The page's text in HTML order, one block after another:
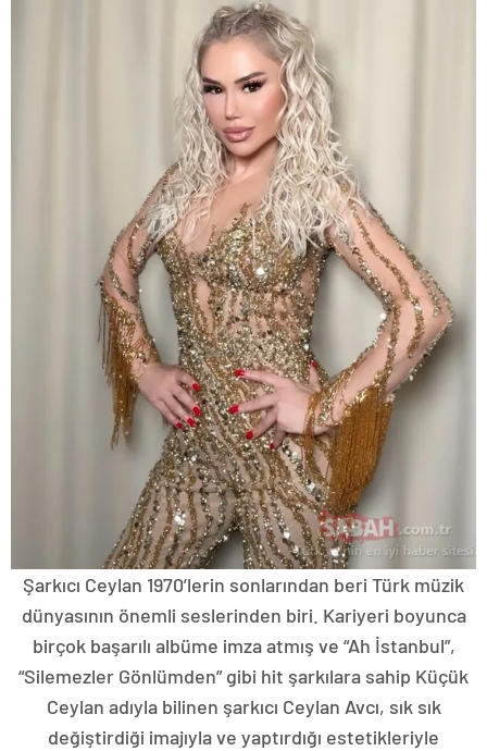
Şarkıcı Ceylan 1970’lerin sonlarından beri Türk müzik
dünyasının önemli seslerinden biri. Kariyeri boyunca
birçok başarılı albüme imza atmış ve “Ah İstanbul”,
“Silemezler Gönlümden” gibi hit şarkılara sahip Küçük
Ceylan adıyla bilinen şarkıcı Ceylan Avcı, sık sık
değiştirdiği imajıyla ve yaptırdığı estetikleriyle